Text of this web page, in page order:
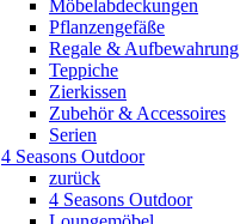
Möbelabdeckungen
Pflanzengefäße
Regale & Aufbewahrung
Teppiche
Zierkissen
Zubehör & Accessoires
Serien
4 Seasons Outdoor
zurück
4 Seasons Outdoor